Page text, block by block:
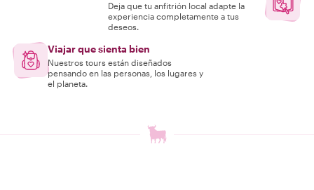
Deja que tu anfitrión local adapte la
experiencia completamente a tus
deseos.
Viajar que sienta bien
Nuestros tours están diseñados
pensando en las personas, los lugares y
el planeta.